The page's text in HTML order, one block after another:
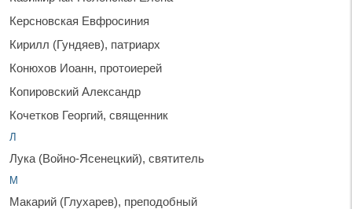
Керсновская Евфросиния
Кирилл (Гундяев), патриарх
Конюхов Иоанн, протоиерей
Копировский Александр
Кочетков Георгий, священник
Л
Лука (Войно-Ясенецкий), святитель
М
Макарий (Глухарев), преподобный